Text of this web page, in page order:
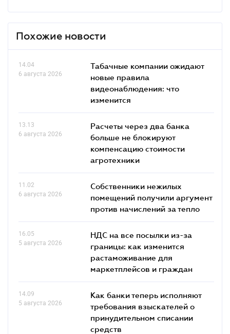
Похожие новости
14.04
6 августа 2026
Табачные компании ожидают
новые правила
видеонаблюдения: что
изменится
13.13
6 августа 2026
Расчеты через два банка
больше не блокируют
компенсацию стоимости
агротехники
11.02
6 августа 2026
Собственники нежилых
помещений получили аргумент
против начислений за тепло
16.05
5 августа 2026
НДС на все посылки из-за
границы: как изменится
растаможивание для
маркетплейсов и граждан
14.09
5 августа 2026
Как банки теперь исполняют
требования взыскателей о
принудительном списании
средств